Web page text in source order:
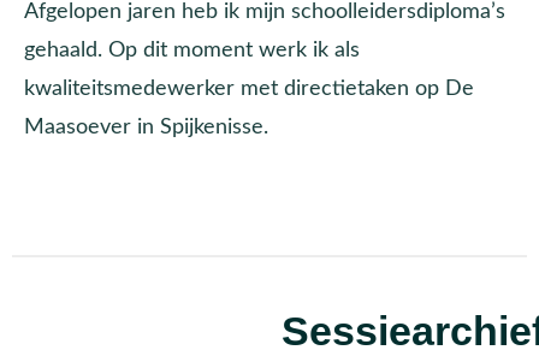
Afgelopen jaren heb ik mijn schoolleidersdiploma’s
gehaald. Op dit moment werk ik als
kwaliteitsmedewerker met directietaken op De
Maasoever in Spijkenisse.